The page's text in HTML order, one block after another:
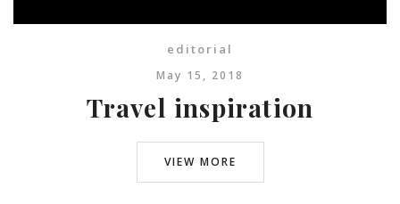
editorial
May 15, 2018
Travel inspiration
VIEW MORE